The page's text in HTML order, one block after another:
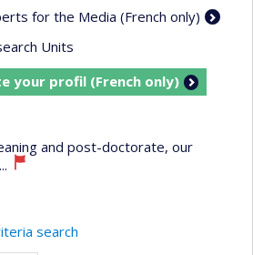
for the Media (French only)
Units
your profil (French only)
and post-doctorate, our
search